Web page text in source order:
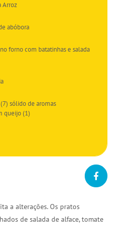
Arroz
abóbora
forno com batatinhas e salada
sólido de aromas
queijo (1)
a alterações. Os pratos
de salada de alface, tomate